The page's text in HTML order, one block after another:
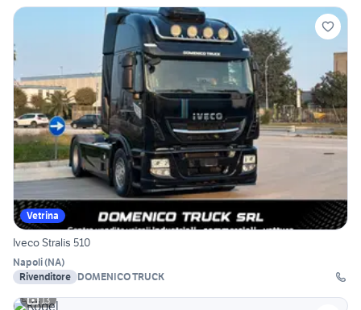
Vetrina
Iveco Stralis 510
Napoli(NA)
Rivenditore DOMENICO TRUCK
13